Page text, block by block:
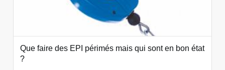
Que faire des EPI périmés mais qui sont en bon état
?